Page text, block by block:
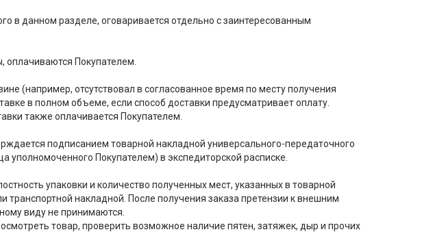
в данном разделе, оговаривается отдельно с заинтересованным
оплачиваются Покупателем.
(например, отсутствовал в согласованное время по месту получения
в полном объеме, если способ доставки предусматривает оплату.
также оплачивается Покупателем.
подписанием товарной накладной универсального-передаточного
Покупателем) в экспедиторской расписке.
упаковки и количество полученных мест, указанных в товарной
накладной. После получения заказа претензии к внешним
виду не принимаются.
товар, проверить возможное наличие пятен, затяжек, дыр и прочих